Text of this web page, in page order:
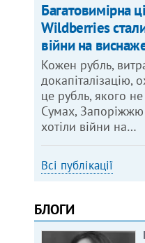
Багатовимірна
Wildberries
війни на
Кожен рубль,
докапіталізацію,
це рубль, якого
Сумах, Запоріжжю
хотіли війни на…
Всі публікації
БЛОГИ